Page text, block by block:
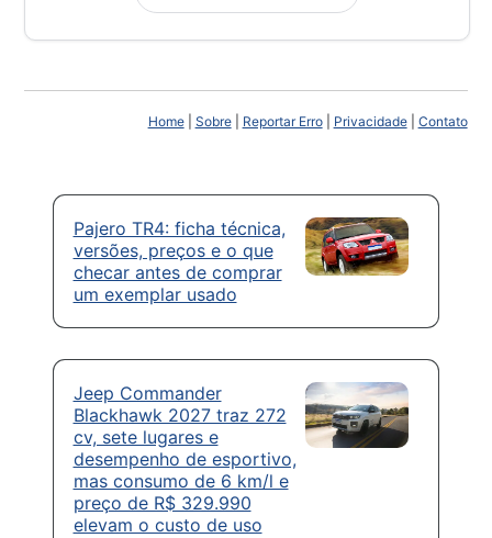
Home| Sobre| Reportar Erro| Privacidade| Contato
Pajero TR4: ficha técnica,
versões, preços e o que
checar antes de comprar
um exemplar usado
Jeep Commander
Blackhawk 2027 traz 272
cv, sete lugares e
desempenho de esportivo,
mas consumo de 6 km/l e
preço de R$ 329.990
elevam o custo de uso